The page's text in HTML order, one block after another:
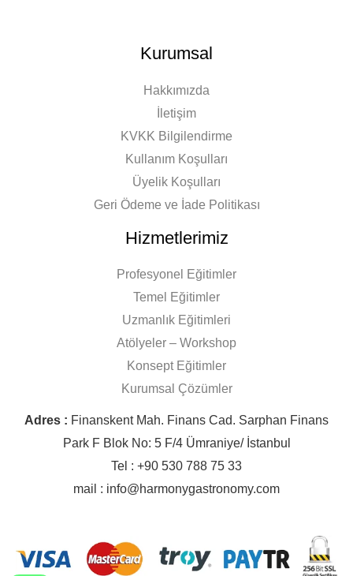
Kurumsal
Hakkımızda
İletişim
KVKK Bilgilendirme
Kullanım Koşulları
Üyelik Koşulları
Geri Ödeme ve İade Politikası
Hizmetlerimiz
Profesyonel Eğitimler
Temel Eğitimler
Uzmanlık Eğitimleri
Atölyeler – Workshop
Konsept Eğitimler
Kurumsal Çözümler
Adres : Finanskent Mah. Finans Cad. Sarphan Finans
Park F Blok No: 5 F/4 Ümraniye/ İstanbul
Tel : +90 530 788 75 33
mail : info@harmonygastronomy.com